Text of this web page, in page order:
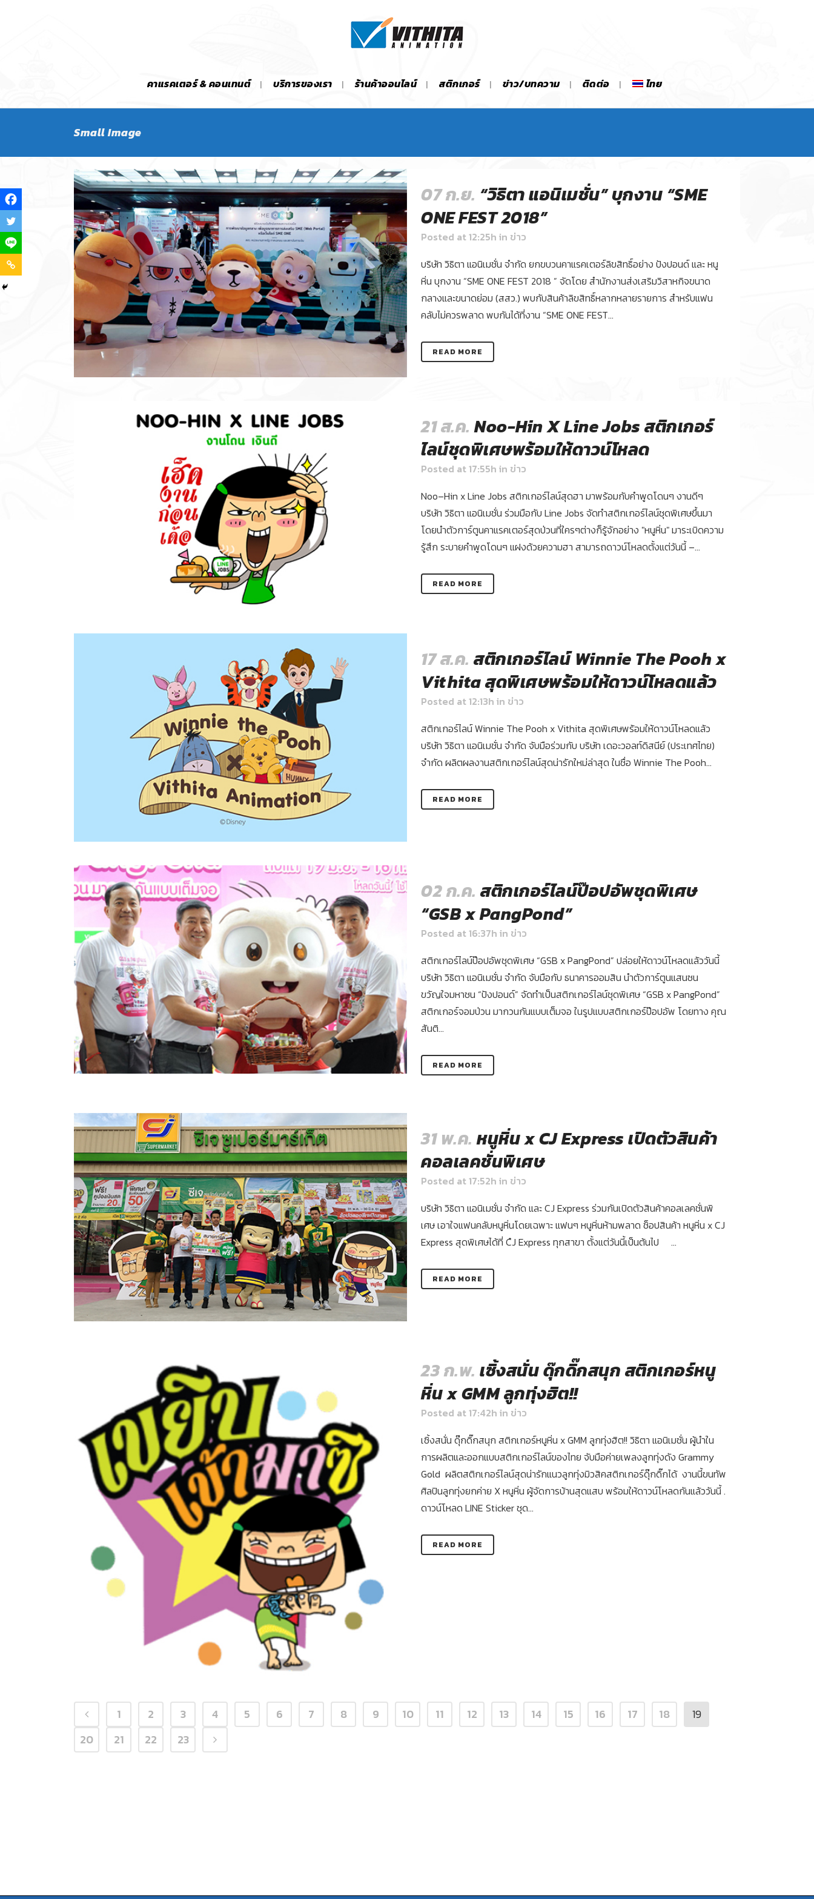
คาแรคเตอร์ & คอนเทนต์ บริการของเรา ร้านค้าออนไลน์ สติกเกอร์ ข่าว/บทความ ติดต่อ ไทย
Small Image
07 ก.ย. “วิธิตา แอนิเมชั่น” บุกงาน “SME
ONE FEST 2018”
Posted at 12:25h in ข่าว
บริษัท วิธิตา แอนิเมชั่น จำกัด ยกขบวนคาแรคเตอร์ลิขสิทธิ์อย่าง ปังปอนด์ และ หนู
หิ่น บุกงาน “SME ONE FEST 2018 ” จัดโดย สำนักงานส่งเสริมวิสาหกิจขนาด
กลางและขนาดย่อม (สสว.) พบกับสินค้าลิขสิทธิ์หลากหลายรายการ สำหรับแฟน
คลับไม่ควรพลาด พบกันได้ที่งาน “SME ONE FEST...
READ MORE
21 ส.ค. Noo-Hin X Line Jobs สติกเกอร์
ไลน์ชุดพิเศษพร้อมให้ดาวน์โหลด
Posted at 17:55h in ข่าว
Noo–Hin x Line Jobs สติกเกอร์ไลน์สุดฮา มาพร้อมกับคำพูดโดนๆ งานดีๆ
บริษัท วิธิตา แอนิเมชั่น ร่วมมือกับ Line Jobs จัดทำสติกเกอร์ไลน์ชุดพิเศษขึ้นมา
โดยนำตัวการ์ตูนคาแรคเตอร์สุดป่วนที่ใครๆต่างก็รู้จักอย่าง "หนูหิ่น" มาระเบิดความ
รู้สึก ระบายคำพูดโดนๆ แฝงด้วยความฮา สามารถดาวน์โหลดตั้งแต่วันนี้ –...
READ MORE
17 ส.ค. สติกเกอร์ไลน์ Winnie The Pooh x
Vithita สุดพิเศษพร้อมให้ดาวน์โหลดแล้ว
Posted at 12:13h in ข่าว
สติกเกอร์ไลน์ Winnie The Pooh x Vithita สุดพิเศษพร้อมให้ดาวน์โหลดแล้ว
บริษัท วิธิตา แอนิเมชั่น จำกัด จับมือร่วมกับ บริษัท เดอะวอลท์ดิสนีย์ (ประเทศไทย)
จำกัด ผลิตผลงานสติกเกอร์ไลน์สุดน่ารักใหม่ล่าสุด ในชื่อ Winnie The Pooh...
READ MORE
02 ก.ค. สติกเกอร์ไลน์ป๊อปอัพชุดพิเศษ
“GSB x PangPond”
Posted at 16:37h in ข่าว
สติกเกอร์ไลน์ป๊อปอัพชุดพิเศษ “GSB x PangPond” ปล่อยให้ดาวน์โหลดแล้ววันนี้
บริษัท วิธิตา แอนิเมชั่น จำกัด จับมือกับ ธนาคารออมสิน นำตัวการ์ตูนแสนซน
ขวัญใจมหาชน “ปังปอนด์” จัดทำเป็นสติกเกอร์ไลน์ชุดพิเศษ “GSB x PangPond”
สติกเกอร์จอมป่วน มากวนกันแบบเต็มจอ ในรูปแบบสติกเกอร์ป๊อปอัพ โดยทาง คุณ
สันติ...
READ MORE
31 พ.ค. หนูหิ่น x CJ Express เปิดตัวสินค้า
คอลเลคชั่นพิเศษ
Posted at 17:52h in ข่าว
บริษัท วิธิตา แอนิเมชั่น จำกัด และ CJ Express ร่วมกันเปิดตัวสินค้าคอลเลคชั่นพิ
เศษ เอาใจแฟนคลับหนูหิ่นโดยเฉพาะ แฟนๆ หนูหิ่นห้ามพลาด ช็อปสินค้า หนูหิ่น x CJ
Express สุดพิเศษได้ที่ C๋J Express ทุกสาขา ตั้งแต่วันนี้เป็นต้นไป ...
READ MORE
23 ก.พ. เซิ้งสนั่น ดุ๊กดิ๊กสนุก สติกเกอร์หนู
หิ่น x GMM ลูกทุ่งฮิต!!
Posted at 17:42h in ข่าว
เซิ้งสนั่น ดุ๊กดิ๊กสนุก สติกเกอร์หนูหิ่น x GMM ลูกทุ่งฮิต!! วิธิตา แอนิเมชั่น ผู้นำใน
การผลิตและออกแบบสติกเกอร์ไลน์ของไทย จับมือค่ายเพลงลูกทุ่งดัง Grammy
Gold ผลิตสติกเกอร์ไลน์สุดน่ารักแนวลูกทุ่งมิวสิคสติกเกอร์ดุ๊กดิ๊กได้ งานนี้ขนทัพ
ศิลปินลูกทุ่งยกค่าย X หนูหิ่น ผู้จัดการบ้านสุดแสบ พร้อมให้ดาวน์โหลดกันแล้ววันนี้ .
ดาวน์โหลด LINE Sticker ชุด...
READ MORE
1 2 3 4 5 6 7 8 9 10 11 12 13 14 15 16 17 18
19
20
21 22 23